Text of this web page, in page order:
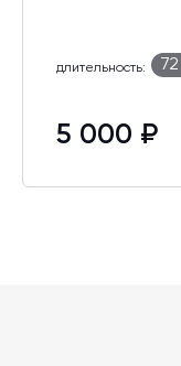
длительность:
5 000 ₽